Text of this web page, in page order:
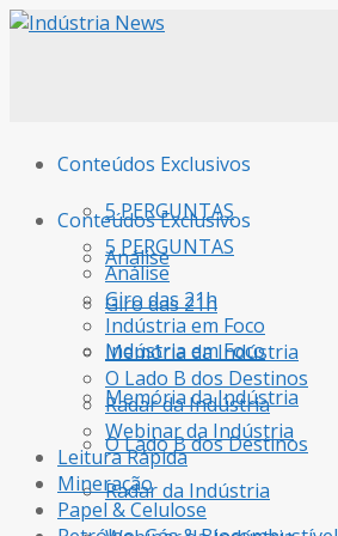
Conteúdos Exclusivos
5 PERGUNTAS
Análise
Giro das 21h
Indústria em Foco
Memória da Indústria
O Lado B dos Destinos
Radar da Indústria
Conteúdos Exclusivos
5 PERGUNTAS
Análise
Giro das 21h
Indústria em Foco
Memória da Indústria
O Lado B dos Destinos
Radar da Indústria
Webinar da Indústria
Leitura Rápida
Mineração
Papel & Celulose